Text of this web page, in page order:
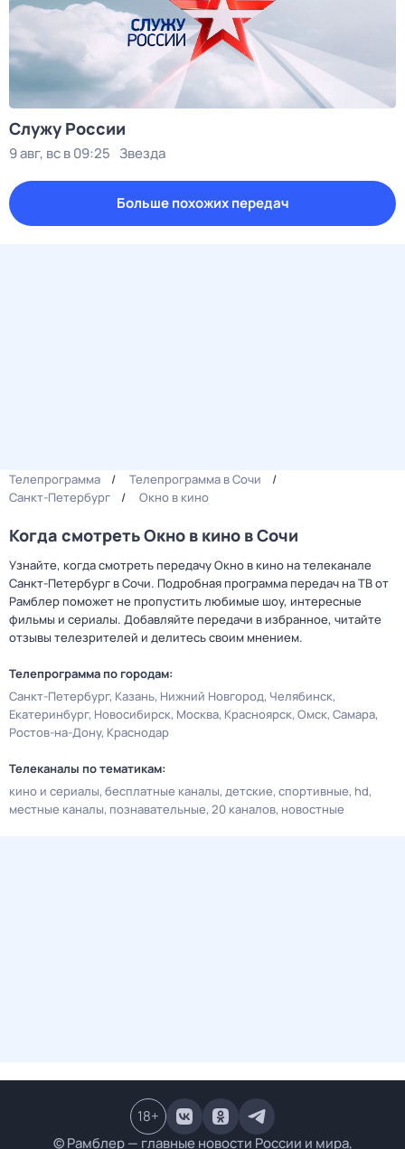
Служу Рoсcии
9 авг, вс в 09:25 Звезда
Больше похожих передач
Телепрограмма
Телепрограмма в Сочи
Санкт-Петербург
Окно в кино
Когда смотреть Окно в кино в Сочи
Узнайте, когда смотреть передачу Окно в кино на телеканале
Санкт-Петербург в Сочи. Подробная программа передач на ТВ от
Рамблер поможет не пропустить любимые шоу, интересные
фильмы и сериалы. Добавляйте передачи в избранное, читайте
отзывы телезрителей и делитесь своим мнением.
Телепрограмма по городам:
Санкт-Петербург Казань Нижний Новгород Челябинск
Екатеринбург Новосибирск Москва Красноярск Омск Самара
Ростов-на-Дону Краснодар
Телеканалы по тематикам:
кино и сериалы бесплатные каналы детские спортивные hd
местные каналы познавательные 20 каналов новостные
© Рамблер — главные новости России и мира,
18+